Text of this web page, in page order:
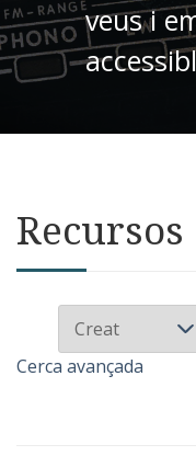
veus i
Recursos
Cerca avançada